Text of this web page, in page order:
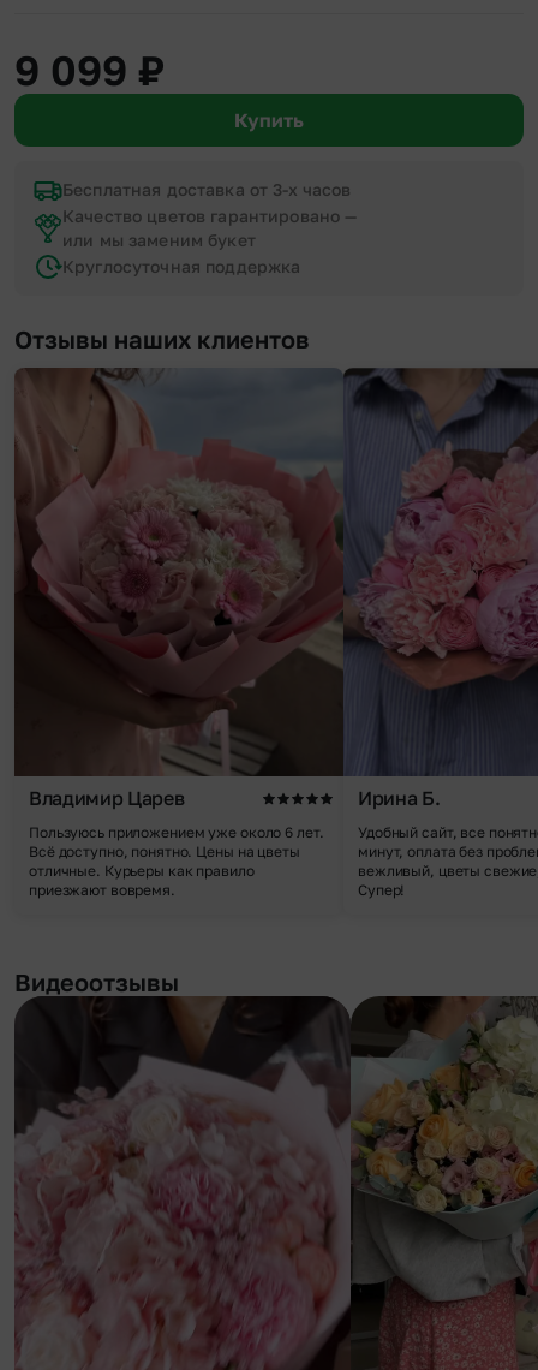
9 099 ₽
Купить
Бесплатная доставка от 3-х часов
Качество цветов гарантировано —
или мы заменим букет
Круглосуточная поддержка
Отзывы наших клиентов
Владимир Царев
Пользуюсь приложением уже около 6 лет.
Всё доступно, понятно. Цены на цветы
отличные. Курьеры как правило
приезжают вовремя.
Ирина Б.
Удобный сайт, все
минут, оплата без
вежливый, цветы
Супер!
Видеоотзывы